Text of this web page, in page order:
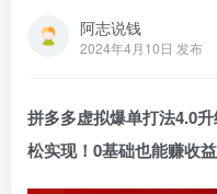
阿志说钱
2024年4月10日 发布
拼多多虚拟爆单打法4.0
松实现！0基础也能赚收